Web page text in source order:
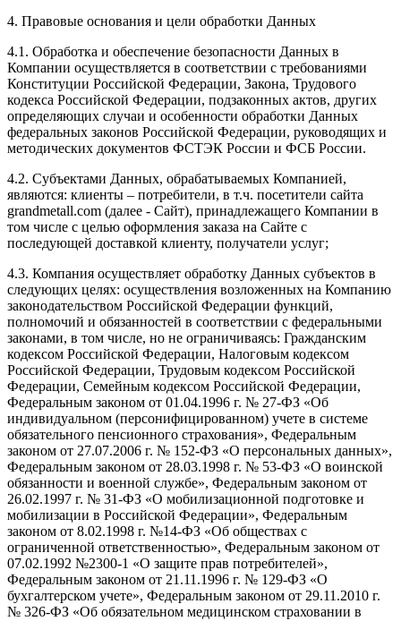
4. Правовые основания и цели обработки Данных
4.1. Обработка и обеспечение безопасности Данных в
Компании осуществляется в соответствии с требованиями
Конституции Российской Федерации, Закона, Трудового
кодекса Российской Федерации, подзаконных актов, других
определяющих случаи и особенности обработки Данных
федеральных законов Российской Федерации, руководящих и
методических документов ФСТЭК России и ФСБ России.
4.2. Субъектами Данных, обрабатываемых Компанией,
являются: клиенты – потребители, в т.ч. посетители сайта
grandmetall.com (далее - Сайт), принадлежащего Компании в
том числе с целью оформления заказа на Сайте с
последующей доставкой клиенту, получатели услуг;
4.3. Компания осуществляет обработку Данных субъектов в
следующих целях: осуществления возложенных на Компанию
законодательством Российской Федерации функций,
полномочий и обязанностей в соответствии с федеральными
законами, в том числе, но не ограничиваясь: Гражданским
кодексом Российской Федерации, Налоговым кодексом
Российской Федерации, Трудовым кодексом Российской
Федерации, Семейным кодексом Российской Федерации,
Федеральным законом от 01.04.1996 г. № 27-ФЗ «Об
индивидуальном (персонифицированном) учете в системе
обязательного пенсионного страхования», Федеральным
законом от 27.07.2006 г. № 152-ФЗ «О персональных данных»,
Федеральным законом от 28.03.1998 г. № 53-ФЗ «О воинской
обязанности и военной службе», Федеральным законом от
26.02.1997 г. № 31-ФЗ «О мобилизационной подготовке и
мобилизации в Российской Федерации», Федеральным
законом от 8.02.1998 г. №14-ФЗ «Об обществах с
ограниченной ответственностью», Федеральным законом от
07.02.1992 №2300-1 «О защите прав потребителей»,
Федеральным законом от 21.11.1996 г. № 129-ФЗ «О
бухгалтерском учете», Федеральным законом от 29.11.2010 г.
№ 326-ФЗ «Об обязательном медицинском страховании в